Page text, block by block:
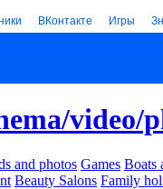
ВКонтакте Игры
video/
and photos Games Boats
Beauty Salons Family